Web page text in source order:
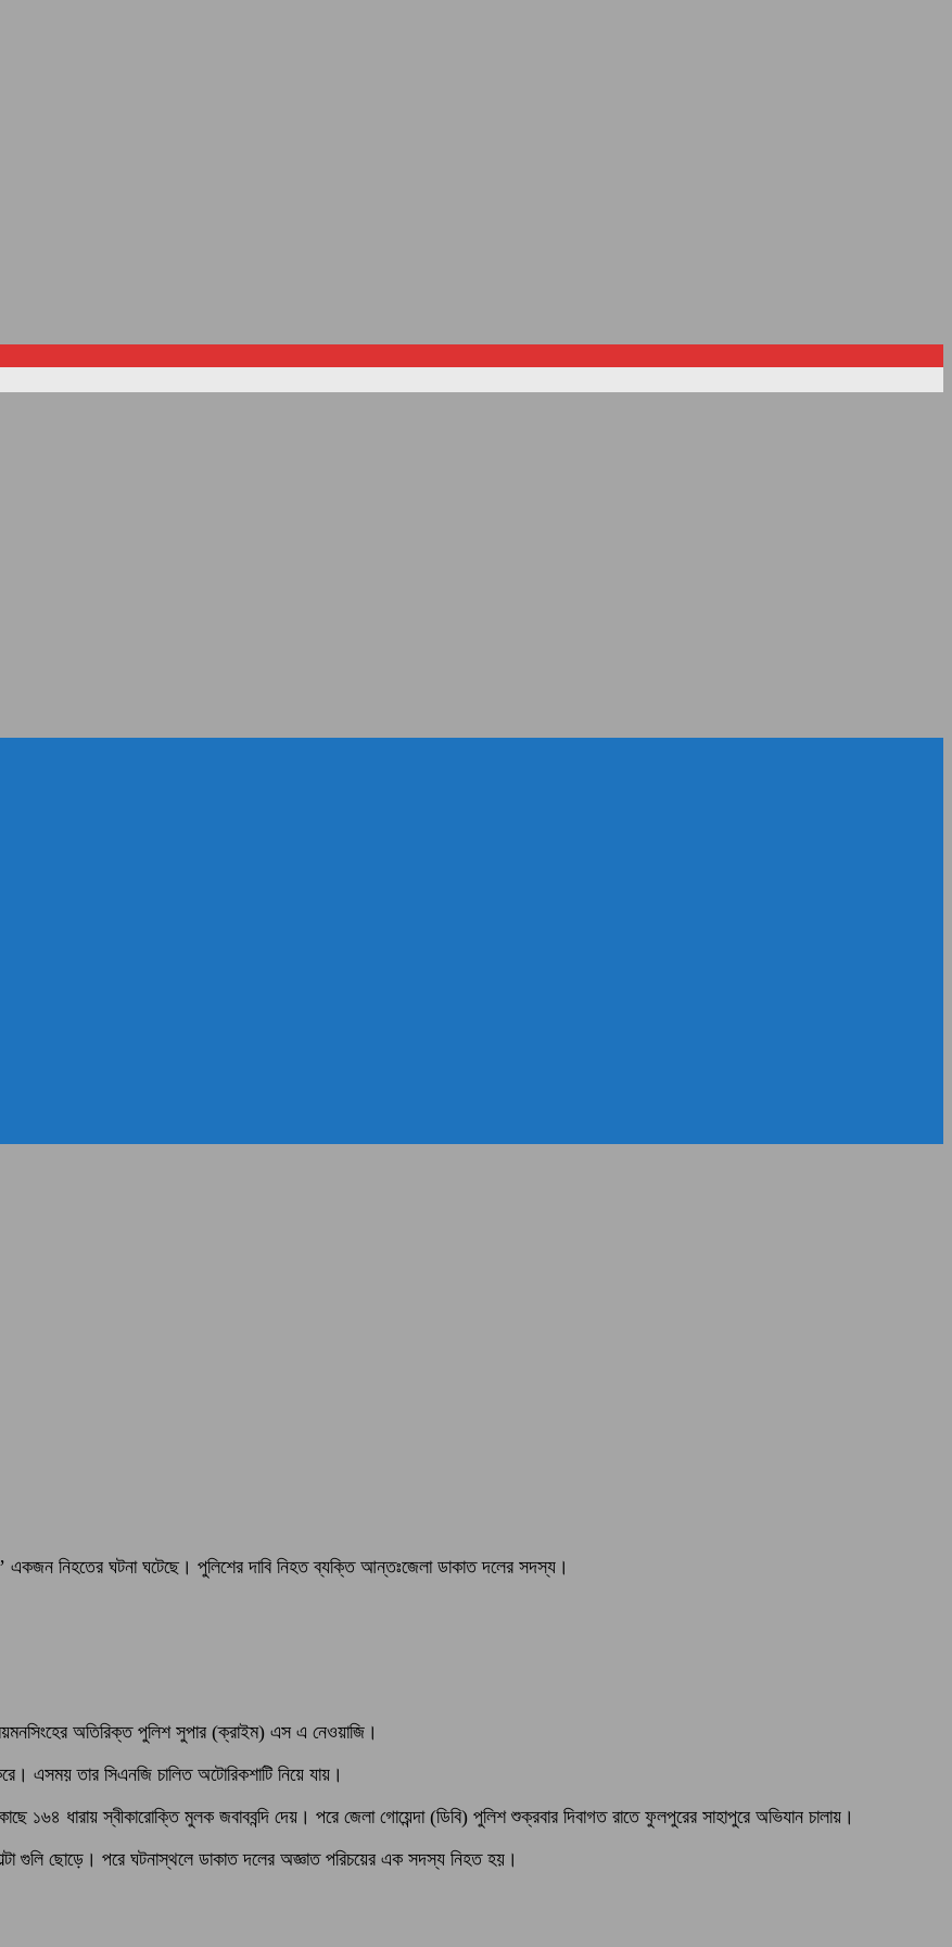
একজন নিহতের ঘটনা ঘটেছে। পুলিশের দাবি নিহত ব্যক্তি আন্তঃজেলা ডাকাত দলের সদস্য।
অতিরিক্ত পুলিশ সুপার (ক্রাইম) এস এ নেওয়াজি।
এসময় তার সিএনজি চালিত অটোরিকশাটি নিয়ে যায়।
ধারায় স্বীকারোক্তি মুলক জবাববন্দি দেয়। পরে জেলা গোয়েন্দা (ডিবি) পুলিশ শুক্রবার দিবাগত রাতে ফুলপুরের সাহাপুরে অভিযান চালায়।
গুলি ছোড়ে। পরে ঘটনাস্থলে ডাকাত দলের অজ্ঞাত পরিচয়ের এক সদস্য নিহত হয়।